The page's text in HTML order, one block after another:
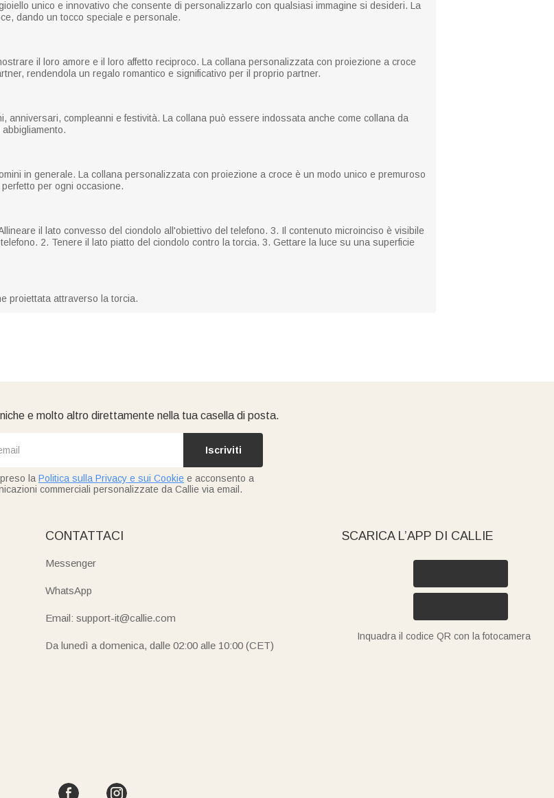
unico e innovativo che consente di personalizzarlo con qualsiasi immagine si desideri. La
dando un tocco speciale e personale.
il loro amore e il loro affetto reciproco. La collana personalizzata con proiezione a croce
rendendola un regalo romantico e significativo per il proprio partner.
anniversari, compleanni e festività. La collana può essere indossata anche come collana da
in generale. La collana personalizzata con proiezione a croce è un modo unico e premuroso
per ogni occasione.
il lato convesso del ciondolo all'obiettivo del telefono. 3. Il contenuto microinciso è visibile
2. Tenere il lato piatto del ciondolo contro la torcia. 3. Gettare la luce su una superficie
proiettata attraverso la torcia.
e molto altro direttamente nella tua casella di posta.
Iscriviti
la Politica sulla Privacy e sui Cookie e acconsento a
commerciali personalizzate da Callie via email.
CONTATTACI
Messenger
WhatsApp
Email: support-it@callie.com
Da lunedì a domenica, dalle 02:00 alle 10:00 (CET)
SCARICA L’APP DI CALLIE
Inquadra il codice QR con la fotocamera